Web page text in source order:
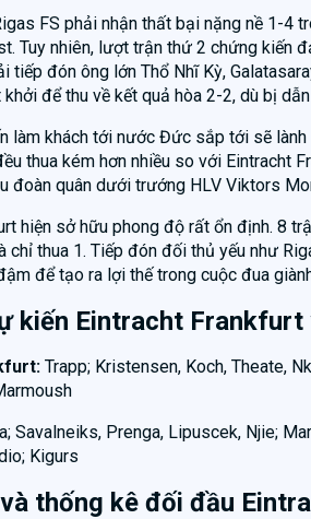
FS phải nhận thất bại nặng nề 1-4
Tuy nhiên, lượt trận thứ 2 chứng kiến
tiếp đón ông lớn Thổ Nhĩ Kỳ,
để thu về kết quả hòa 2-2, dù bị
làm khách tới nước Đức sắp tới sẽ
thua kém hơn nhiều so với Eintracht
đoàn quân dưới trướng HLV Viktors
hiện sở hữu phong độ rất ổn định. 8
chỉ thua 1. Tiếp đón đối thủ yếu như
để tạo ra lợi thế trong cuộc đua
kiến Eintracht Frankfurt
Trapp; Kristensen, Koch, Theate,
Savalneiks, Prenga, Lipuscek, Njie;
Kigurs
thống kê đối đầu